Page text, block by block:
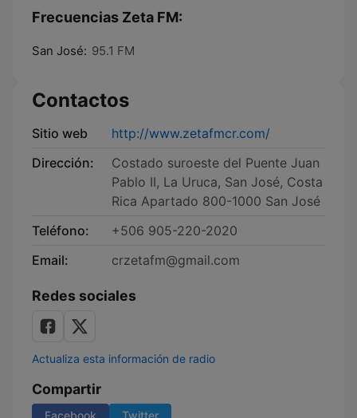
Frecuencias Zeta FM:
San José: 95.1 FM
Contactos
Sitio web
http://www.zetafmcr.com/
Dirección:
Costado suroeste del Puente Juan
Pablo II, La Uruca, San José, Costa
Rica Apartado 800-1000 San José
Teléfono:
+506 905-220-2020
Email:
crzetafm@gmail.com
Redes sociales
Actualiza esta información de radio
Compartir
Facebook Twitter